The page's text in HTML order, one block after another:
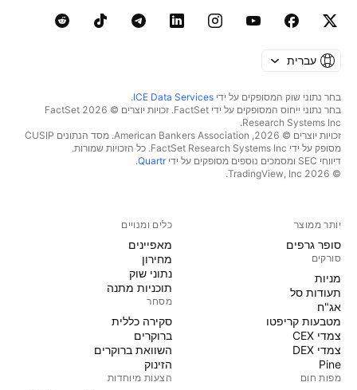
עברית
בחר נתוני שוק המסופקים על ידי ICE Data Services
.
בחר נתוני ייחוס המסופקים על ידי FactSet. זכויות יוצרים © 2026 ‏FactSet
Research Systems Inc.‏
זכויות יוצרים © 2026, ‏American Bankers Association. מסד הנתונים CUSIP
מסופק על ידי FactSet Research Systems Inc. כל הזכויות שמורות.
דיווחי SEC ומסמכים נוספים מסופקים על ידי
Quartr
.
© 2026 ‏TradingView, Inc.‏
יותר ממוצר
סופר גרפים
סורקים
מניות‏
תעודות סל
אג"ח
מטבעות קריפטו
צמדי CEX
צמדי DEX
Pine
מפות חום
כלים ומנויים
מאפיינים
מחירון
נתוני שוק
תוכניות מתנה
מסחר
סקירה כללית
ברוקרים
השוואת ברוקרים
הזינוק
הצעות מיוחדות